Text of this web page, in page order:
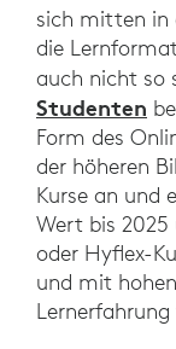
sich mitten in
die
auch nicht so
Studenten
Form des
der höheren
Kurse an und
Wert bis
oder Hyflex-
und mit